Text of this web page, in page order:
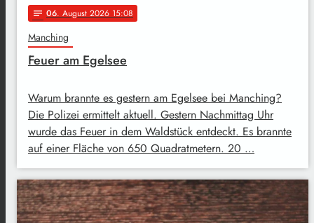
notes 06. August 2026 15:08
Manching
Feuer am Egelsee
Warum brannte es gestern am Egelsee bei Manching?
Die Polizei ermittelt aktuell. Gestern Nachmittag Uhr
wurde das Feuer in dem Waldstück entdeckt. Es brannte
auf einer Fläche von 650 Quadratmetern. 20 …